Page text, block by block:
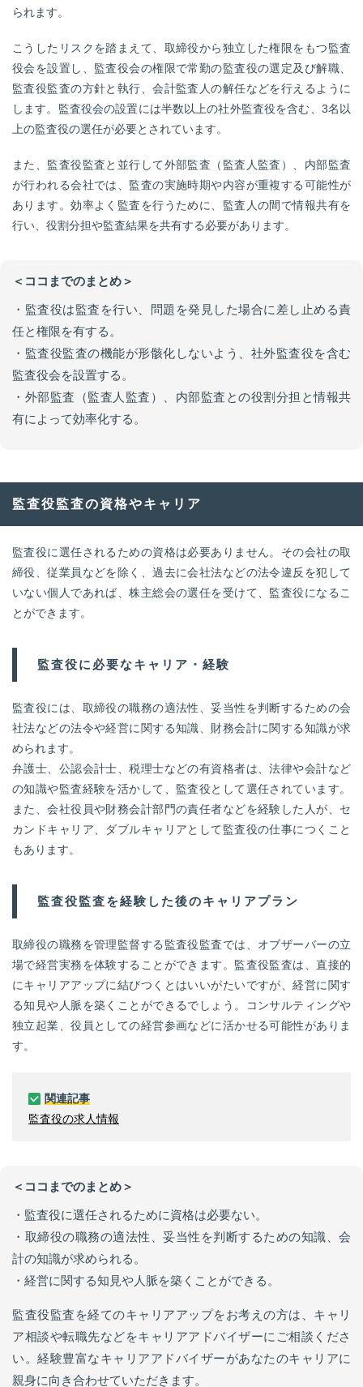
られます。
こうしたリスクを踏まえて、取締役から独立した権限をもつ監査
役会を設置し、監査役会の権限で常勤の監査役の選定及び解職、
監査役監査の方針と執行、会計監査人の解任などを行えるように
します。監査役会の設置には半数以上の社外監査役を含む、3名以
上の監査役の選任が必要とされています。
また、監査役監査と並行して外部監査（監査人監査）、内部監査
が行われる会社では、監査の実施時期や内容が重複する可能性が
あります。効率よく監査を行うために、監査人の間で情報共有を
行い、役割分担や監査結果を共有する必要があります。
＜ココまでのまとめ＞
・監査役は監査を行い、問題を発見した場合に差し止める責
任と権限を有する。
・監査役監査の機能が形骸化しないよう、社外監査役を含む
監査役会を設置する。
・外部監査（監査人監査）、内部監査との役割分担と情報共
有によって効率化する。
監査役監査の資格やキャリア
監査役に選任されるための資格は必要ありません。その会社の取
締役、従業員などを除く、過去に会社法などの法令違反を犯して
いない個人であれば、株主総会の選任を受けて、監査役になるこ
とができます。
監査役に必要なキャリア・経験
監査役には、取締役の職務の適法性、妥当性を判断するための会
社法などの法令や経営に関する知識、財務会計に関する知識が求
められます。
弁護士、公認会計士、税理士などの有資格者は、法律や会計など
の知識や監査経験を活かして、監査役として選任されています。
また、会社役員や財務会計部門の責任者などを経験した人が、セ
カンドキャリア、ダブルキャリアとして監査役の仕事につくこと
もあります。
監査役監査を経験した後のキャリアプラン
取締役の職務を管理監督する監査役監査では、オブザーバーの立
場で経営実務を体験することができます。監査役監査は、直接的
にキャリアアップに結びつくとはいいがたいですが、経営に関す
る知見や人脈を築くことができるでしょう。コンサルティングや
独立起業、役員としての経営参画などに活かせる可能性がありま
す。
関連記事
監査役の求人情報
＜ココまでのまとめ＞
・監査役に選任されるために資格は必要ない。
・取締役の職務の適法性、妥当性を判断するための知識、会
計の知識が求められる。
・経営に関する知見や人脈を築くことができる。
監査役監査を経てのキャリアアップをお考えの方は、キャリ
ア相談や転職先などをキャリアアドバイザーにご相談くださ
い。経験豊富なキャリアアドバイザーがあなたのキャリアに
親身に向き合わせていただきます。